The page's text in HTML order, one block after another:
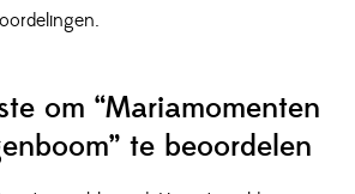
om “Mariamomenten
te beoordelen